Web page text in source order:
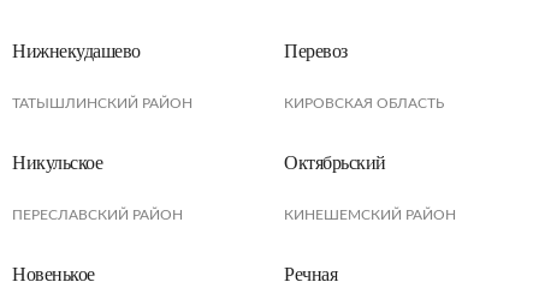
Нижнекудашево
ТАТЫШЛИНСКИЙ РАЙОН
Перевоз
КИРОВСКАЯ ОБЛАСТЬ
Никульское
ПЕРЕСЛАВСКИЙ РАЙОН
Октябрьский
КИНЕШЕМСКИЙ РАЙОН
Новенькое Речная